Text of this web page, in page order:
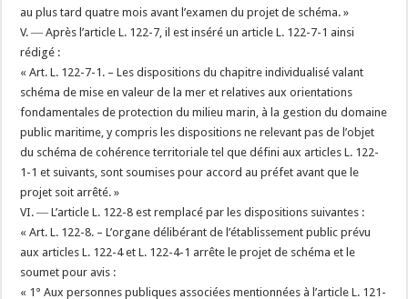
au plus tard quatre mois avant l’examen du projet de schéma. »
V. ― Après l’article L. 122-7, il est inséré un article L. 122-7-1 ainsi
rédigé :
« Art. L. 122-7-1. – Les dispositions du chapitre individualisé valant
schéma de mise en valeur de la mer et relatives aux orientations
fondamentales de protection du milieu marin, à la gestion du domaine
public maritime, y compris les dispositions ne relevant pas de l’objet
du schéma de cohérence territoriale tel que défini aux articles L. 122-
1-1 et suivants, sont soumises pour accord au préfet avant que le
projet soit arrêté. »
VI. ― L’article L. 122-8 est remplacé par les dispositions suivantes :
« Art. L. 122-8. – L’organe délibérant de l’établissement public prévu
aux articles L. 122-4 et L. 122-4-1 arrête le projet de schéma et le
soumet pour avis :
« 1° Aux personnes publiques associées mentionnées à l’article L. 121-